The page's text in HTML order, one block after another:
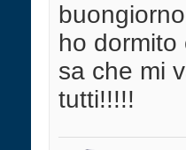
ho
sa che mi
tutti!!!!!